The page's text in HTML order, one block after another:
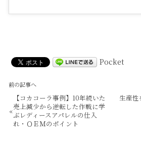
Pocket
前の記事へ
«
【コカコーラ事例】10年続いた
売上減少から逆転した作戦に学
ぶレディースアパレルの仕入
れ・ＯＥＭのポイント
生産性